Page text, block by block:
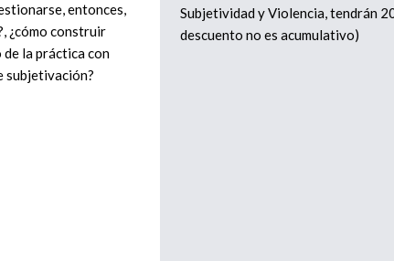
entonces,
¿cómo construir
de la práctica con
subjetivación?
Subjetividad y Violencia, tendrán
descuento no es acumulativo)